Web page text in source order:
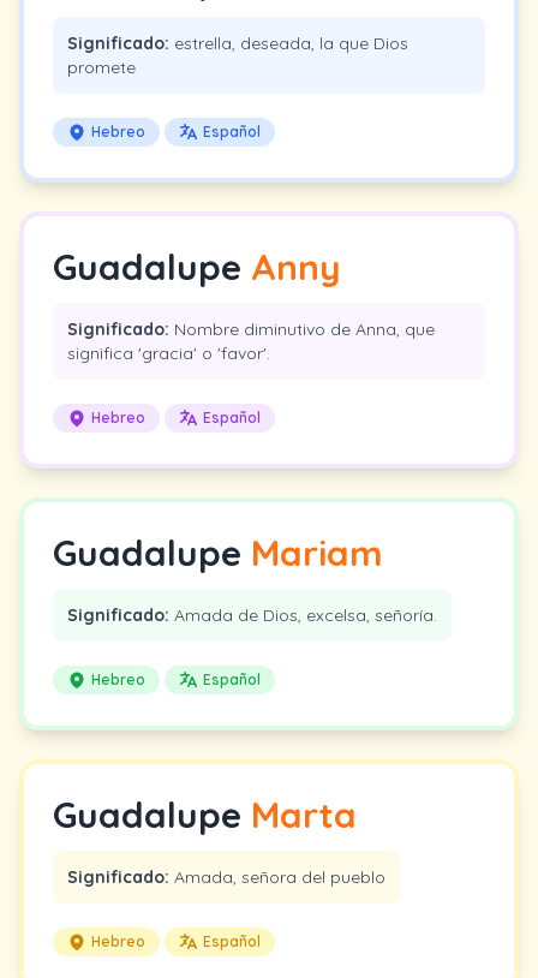
Significado: estrella, deseada, la que Dios
promete
Hebreo Español
Guadalupe Anny
Significado: Nombre diminutivo de Anna, que
significa 'gracia' o 'favor'.
Hebreo Español
Guadalupe Mariam
Significado: Amada de Dios, excelsa, señoría.
Hebreo Español
Guadalupe Marta
Significado: Amada, señora del pueblo
Hebreo Español